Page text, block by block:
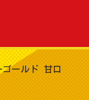
ゴールド 甘口